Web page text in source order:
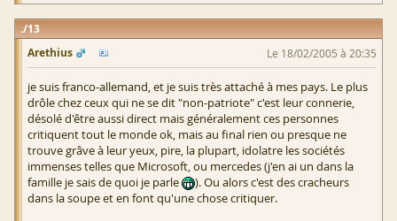
13
Arethius
Le 18/02/2005 à 20:35
je suis franco-allemand, et je suis très attaché à mes pays. Le plus
drôle chez ceux qui ne se dit "non-patriote" c'est leur connerie,
désolé d'être aussi direct mais généralement ces personnes
critiquent tout le monde ok, mais au final rien ou presque ne
trouve grâve à leur yeux, pire, la plupart, idolatre les sociétés
immenses telles que Microsoft, ou mercedes (j'en ai un dans la
famille je sais de quoi je parle
). Ou alors c'est des cracheurs
dans la soupe et en font qu'une chose critiquer.